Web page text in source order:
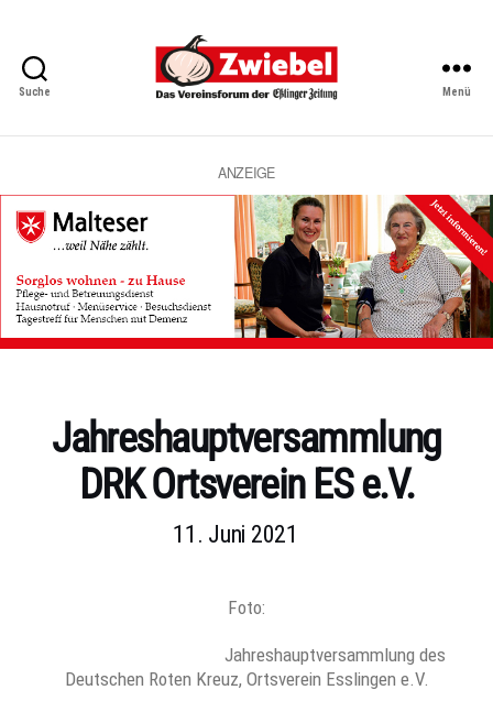
Suche
Vereinsforum
Eßlinger
Zeitung
Menü
ANZEIGE
Kategorien
Jahreshauptversammlung
DRK Ortsverein ES e.V.
11. Juni 2021
Foto:
Jahreshauptversammlung des
Deutschen Roten Kreuz, Ortsverein Esslingen e.V.